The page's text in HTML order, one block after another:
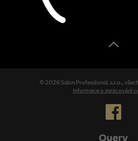
© 2026 Salon Professional, s.r.o.,
Informace o zpracování